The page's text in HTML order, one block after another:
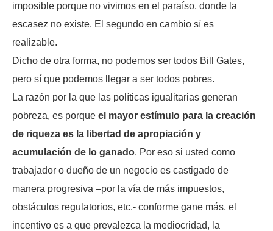
imposible porque no vivimos en el paraíso, donde la
escasez no existe. El segundo en cambio sí es
realizable.
Dicho de otra forma, no podemos ser todos Bill Gates,
pero sí que podemos llegar a ser todos pobres.
La razón por la que las políticas igualitarias generan
pobreza, es porque el mayor estímulo para la creación
de riqueza es la libertad de apropiación y
acumulación de lo ganado. Por eso si usted como
trabajador o dueño de un negocio es castigado de
manera progresiva –por la vía de más impuestos,
obstáculos regulatorios, etc.- conforme gane más, el
incentivo es a que prevalezca la mediocridad, la